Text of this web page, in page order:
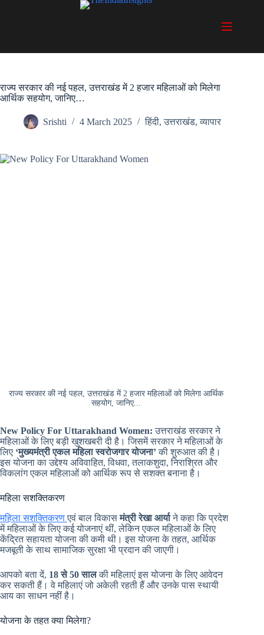
राज्य सरकार की नई पहल, उत्तराखंड में 2 हजार महिलाओं को मिलेगा
आर्थिक सहयोग, जानिए…
Srishti 4 March 2025 हिंदी,उत्तराखंड,व्यापार
राज्य सरकार की नई पहल, उत्तराखंड में 2 हजार महिलाओं को मिलेगा आर्थिक
सहयोग, जानिए...
New Policy For Uttarakhand Women:उत्तराखंड सरकार ने
महिलाओं के लिए बड़ी खुशखबरी दी है। जिसमें सरकार ने महिलाओं के
लिए ‘मुख्यमंत्री एकल महिला स्वरोजगार योजना’की शुरुआत की है।
इस योजना का उद्देश्य अविवाहित, विधवा, तलाकशुदा, निराश्रित और
विकलांग एकल महिलाओं को आर्थिक रूप से सशक्त बनाना है।
महिला सशक्तिकरण
महिला सशक्तिकरणएवं बाल विकासमंत्री रेखा आर्याने कहा कि प्रदेश
में महिलाओं के लिए कई योजनाएं थीं, लेकिन एकल महिलाओं के लिए
केंद्रित सहायता योजना की कमी थी। इस योजना के तहत, आर्थिक
मजबूती के साथ सामाजिक सुरक्षा भी प्रदान की जाएगी।
आपको बता दें, 18 से 50 सालकी महिलाएं इस योजना के लिए आवेदन
कर सकती हैं। वे महिलाएं जो अकेली रहती हैं और उनके पास स्थायी
आय का साधन नहीं है।
योजना के तहत क्या मिलेगा?